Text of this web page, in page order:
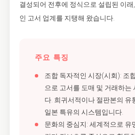
결성되어 전후에 정식으로 설립된 이
인 고서 업계를 지탱해 왔습니다.
주요 특징
조합 독자적인 시장(시회): 조
으로 고서를 도매 및 거래하는
다. 희귀서적이나 절판본의 유
일본 특유의 시스템입니다.
문화의 중심지: 세계적으로 유